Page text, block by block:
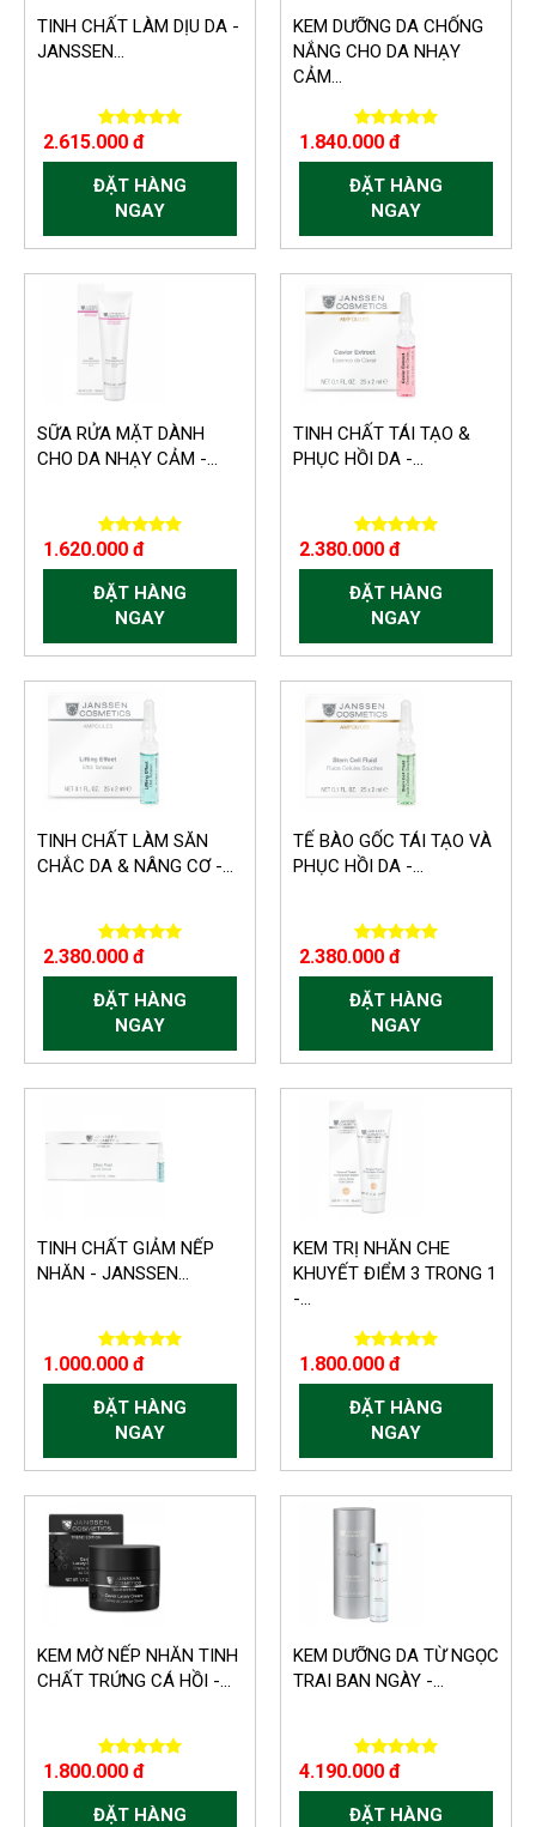
TINH CHẤT LÀM DỊU DA -
JANSSEN...
2.615.000 đ
ĐẶT HÀNG
NGAY
KEM DƯỠNG DA CHỐNG
NẮNG CHO DA NHẠY
CẢM...
1.840.000 đ
ĐẶT HÀNG
NGAY
SỮA RỬA MẶT DÀNH
CHO DA NHẠY CẢM -...
1.620.000 đ
ĐẶT HÀNG
NGAY
TINH CHẤT TÁI TẠO &
PHỤC HỒI DA -...
2.380.000 đ
ĐẶT HÀNG
NGAY
TINH CHẤT LÀM SĂN
CHẮC DA & NÂNG CƠ -...
2.380.000 đ
ĐẶT HÀNG
NGAY
TẾ BÀO GỐC TÁI TẠO VÀ
PHỤC HỒI DA -...
2.380.000 đ
ĐẶT HÀNG
NGAY
TINH CHẤT GIẢM NẾP
NHĂN - JANSSEN...
1.000.000 đ
ĐẶT HÀNG
NGAY
KEM TRỊ NHĂN CHE
KHUYẾT ĐIỂM 3 TRONG 1
-...
1.800.000 đ
ĐẶT HÀNG
NGAY
KEM MỜ NẾP NHĂN TINH
CHẤT TRỨNG CÁ HỒI -...
1.800.000 đ
ĐẶT HÀNG
KEM DƯỠNG DA TỪ NGỌC
TRAI BAN NGÀY -...
4.190.000 đ
ĐẶT HÀNG